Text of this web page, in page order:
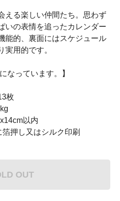
える楽しい仲間たち。思わず
いの表情を追ったカレンダー
能的、裏面にはスケジュール
実用的です。
なっています。】
枚
以内
押し又はシルク印刷
OUT